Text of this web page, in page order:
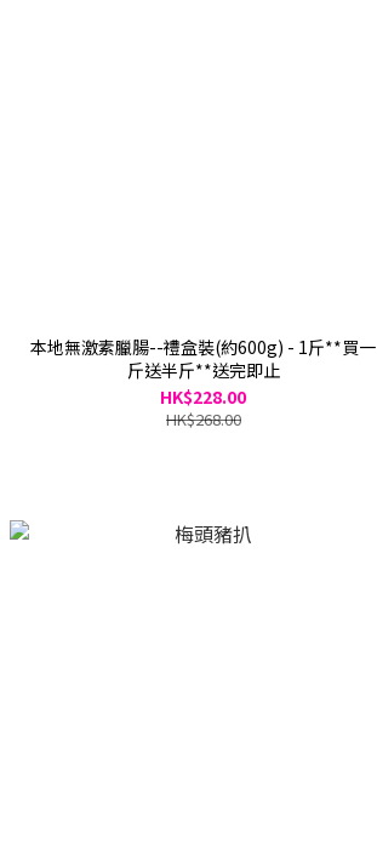
本地無激素臘腸--禮盒裝(約600g) - 1斤**買一
斤送半斤**送完即止
HK$228.00
HK$268.00